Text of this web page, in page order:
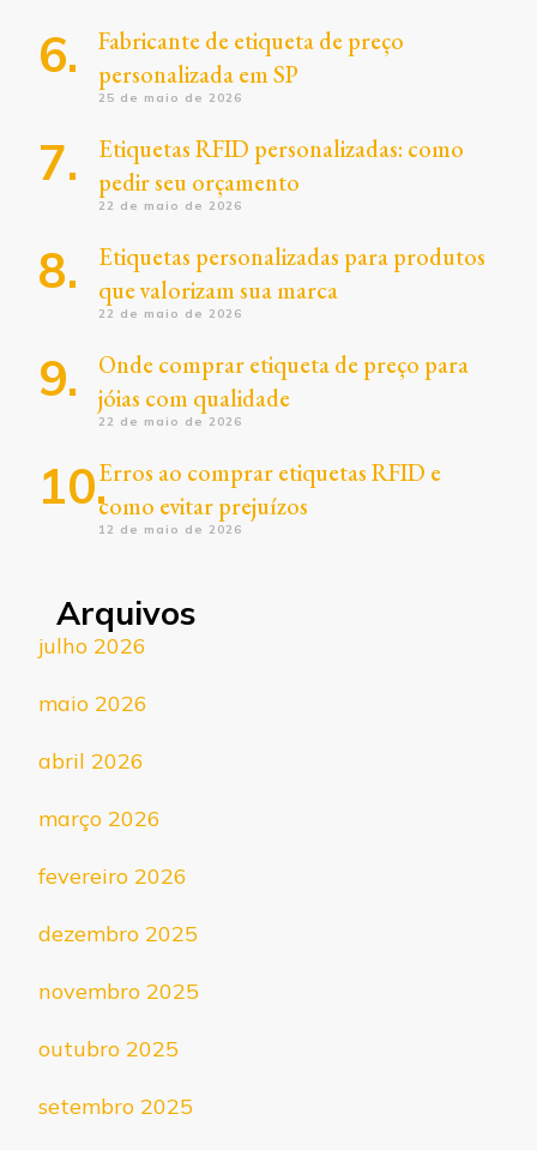
Fabricante de etiqueta de preço
personalizada em SP
25 de maio de 2026
Etiquetas RFID personalizadas: como
pedir seu orçamento
22 de maio de 2026
Etiquetas personalizadas para produtos
que valorizam sua marca
22 de maio de 2026
Onde comprar etiqueta de preço para
jóias com qualidade
22 de maio de 2026
Erros ao comprar etiquetas RFID e
como evitar prejuízos
12 de maio de 2026
Arquivos
julho 2026
maio 2026
abril 2026
março 2026
fevereiro 2026
dezembro 2025
novembro 2025
outubro 2025
setembro 2025